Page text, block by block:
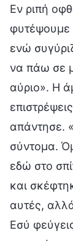
Εν ριπή
φυτέψουμε
ενώ
να πάω σε
αύριο». Η
απάντησε.
σύντομα.
εδώ στο
και
αυτές,
Εσύ